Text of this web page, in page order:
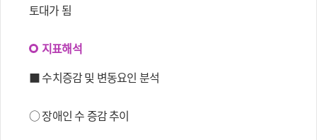
토대가 됨
지표해석
■ 수치증감 및 변동요인 분석
○ 장애인 수 증감 추이